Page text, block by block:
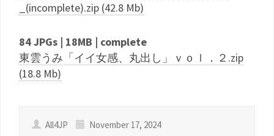
_(incomplete).zip (42.8 Mb)
84 JPGs | 18MB | complete
東雲うみ「イイ女感、丸出し」ｖｏｌ．２.zip
(18.8 Mb)
All4JP
November 17, 2024